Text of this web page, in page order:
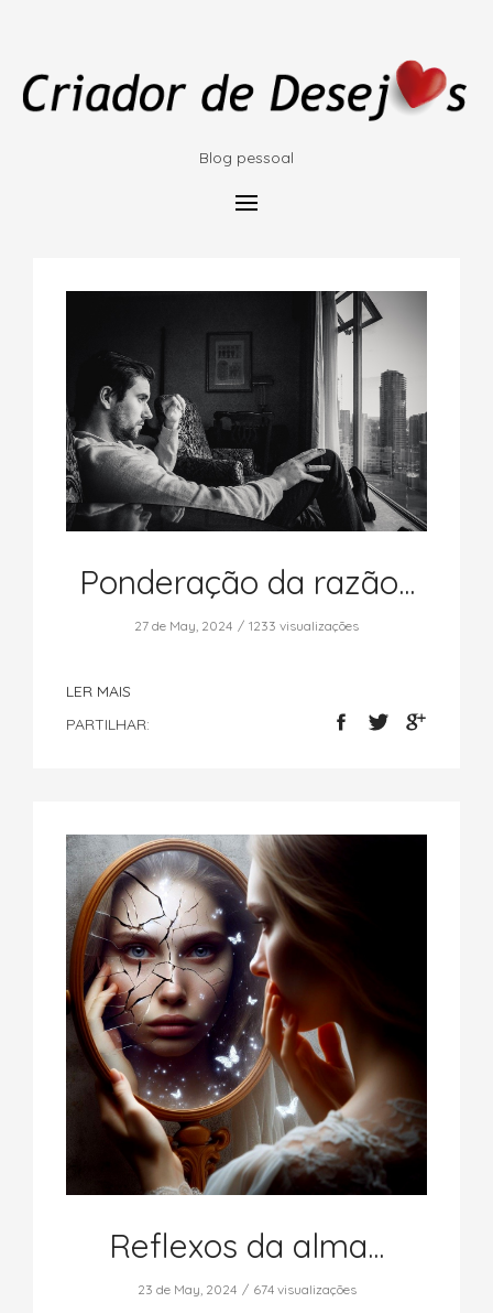
Blog pessoal
Ponderação da razão...
27 de May, 2024 1233 visualizações
LER MAIS
PARTILHAR:
Reflexos da alma...
23 de May, 2024 674 visualizações